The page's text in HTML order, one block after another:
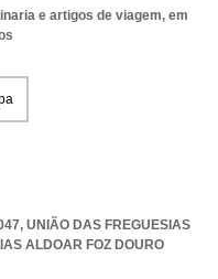
e artigos de viagem, em
UNIÃO DAS FREGUESIAS
ALDOAR FOZ DOURO